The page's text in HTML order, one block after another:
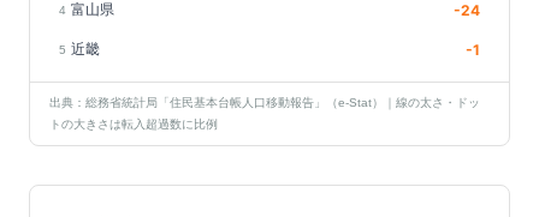
4 富山県 -24
5 近畿 -1
出典：総務省統計局「住民基本台帳人口移動報告」（e-Stat）｜線の太さ・ドッ
トの大きさは転入超過数に比例